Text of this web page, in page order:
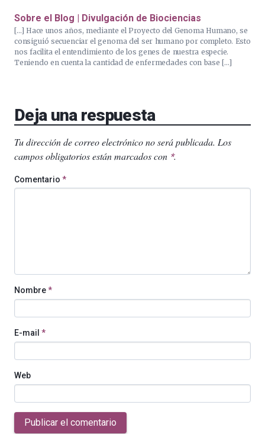
Sobre el Blog | Divulgación de Biociencias
[…] Hace unos años, mediante el Proyecto del Genoma Humano, se
consiguió secuenciar el genoma del ser humano por completo. Esto
nos facilita el entendimiento de los genes de nuestra especie.
Teniendo en cuenta la cantidad de enfermedades con base […]
Deja una respuesta
Tu dirección de correo electrónico no será publicada. Los
campos obligatorios están marcados con *.
Comentario *
Nombre*
E-mail *
Web
Publicar el comentario